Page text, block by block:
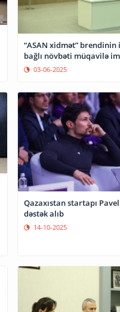
“ASAN xidmət” brendinin
bağlı növbəti müqavilə
03-06-2025
Qazaxıstan startapı
dəstək alıb
14-10-2025